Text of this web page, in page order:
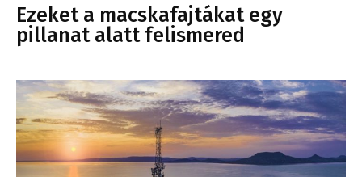
Ezeket a macskafajtákat egy
pillanat alatt felismered